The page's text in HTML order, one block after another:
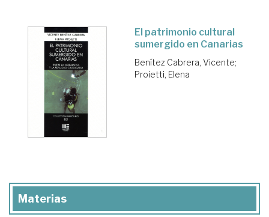
El patrimonio cultural
sumergido en Canarias
Benítez Cabrera, Vicente;
Proietti, Elena
Materias